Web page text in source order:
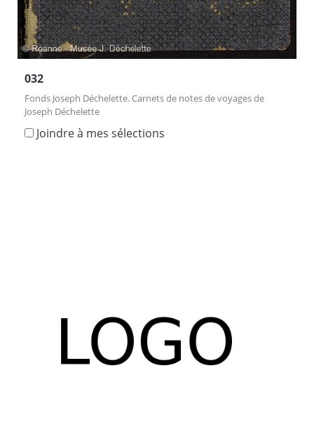
032
Fonds Joseph Déchelette. Carnets de notes de voyages de
Joseph Déchelette
Joindre à mes sélections